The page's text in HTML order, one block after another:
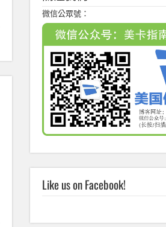
微信公眾號：
Like us on Facebook!